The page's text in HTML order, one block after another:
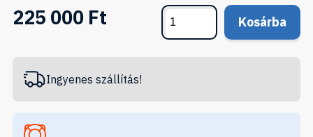
225 000 Ft Kosárba
Ingyenes szállítás!